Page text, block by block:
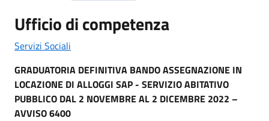
Ufficio di competenza
Servizi Sociali
GRADUATORIA DEFINITIVA BANDO ASSEGNAZIONE IN
LOCAZIONE DI ALLOGGI SAP - SERVIZIO ABITATIVO
PUBBLICO DAL 2 NOVEMBRE AL 2 DICEMBRE 2022 –
AVVISO 6400